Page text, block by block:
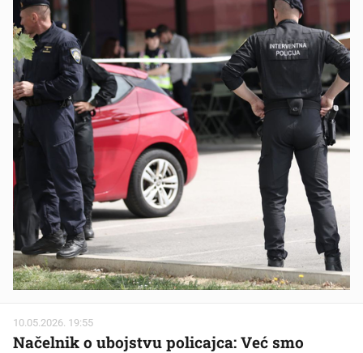
10.05.2026. 19:55
Načelnik o ubojstvu policajca: Već smo